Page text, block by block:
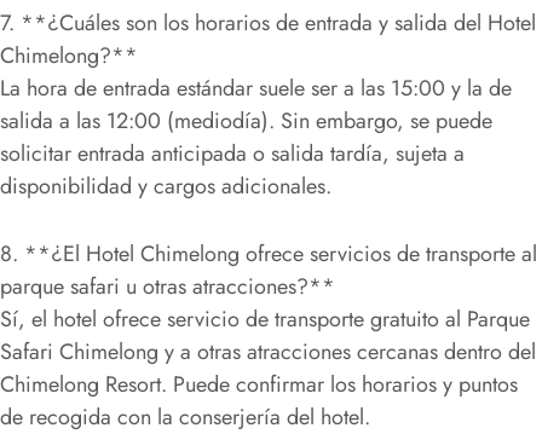
7. **¿Cuáles son los horarios de entrada y salida del Hotel
Chimelong?**
La hora de entrada estándar suele ser a las 15:00 y la de
salida a las 12:00 (mediodía). Sin embargo, se puede
solicitar entrada anticipada o salida tardía, sujeta a
disponibilidad y cargos adicionales.
8. **¿El Hotel Chimelong ofrece servicios de transporte al
parque safari u otras atracciones?**
Sí, el hotel ofrece servicio de transporte gratuito al Parque
Safari Chimelong y a otras atracciones cercanas dentro del
Chimelong Resort. Puede confirmar los horarios y puntos
de recogida con la conserjería del hotel.